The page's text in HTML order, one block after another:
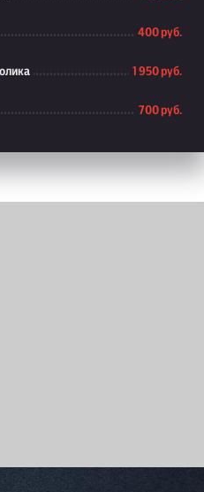
400 руб.
1 950 руб.
700 руб.